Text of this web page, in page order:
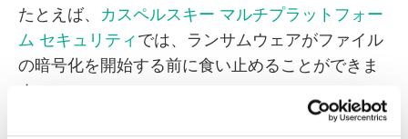
たとえば、 カスペルスキー マルチプラットフォー
ム セキュリティでは、ランサムウェアがファイル
の暗号化を開始する前に食い止めることができま
す。